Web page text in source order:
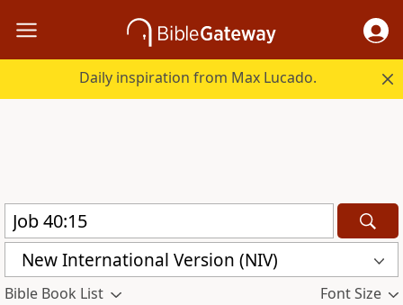
Daily inspiration from Max Lucado.
New International Version (NIV)
Bible Book List Font Size